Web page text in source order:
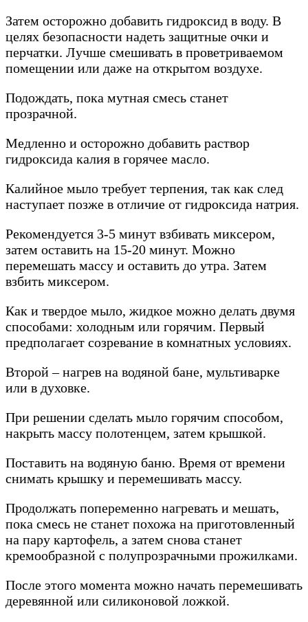
Затем осторожно добавить гидроксид в воду. В
целях безопасности надеть защитные очки и
перчатки. Лучше смешивать в проветриваемом
помещении или даже на открытом воздухе.
Подождать, пока мутная смесь станет
прозрачной.
Медленно и осторожно добавить раствор
гидроксида калия в горячее масло.
Калийное мыло требует терпения, так как след
наступает позже в отличие от гидроксида натрия.
Рекомендуется 3-5 минут взбивать миксером,
затем оставить на 15-20 минут. Можно
перемешать массу и оставить до утра. Затем
взбить миксером.
Как и твердое мыло, жидкое можно делать двумя
способами: холодным или горячим. Первый
предполагает созревание в комнатных условиях.
Второй – нагрев на водяной бане, мультиварке
или в духовке.
При решении сделать мыло горячим способом,
накрыть массу полотенцем, затем крышкой.
Поставить на водяную баню. Время от времени
снимать крышку и перемешивать массу.
Продолжать попеременно нагревать и мешать,
пока смесь не станет похожа на приготовленный
на пару картофель, а затем снова станет
кремообразной с полупрозрачными прожилками.
После этого момента можно начать перемешивать
деревянной или силиконовой ложкой.